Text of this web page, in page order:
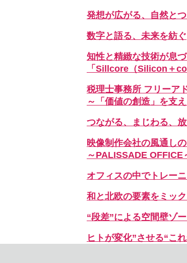
発想が広がる、自然と
数字と語る、未来を紡ぐ
知性と精緻な技術が息づ
「Sillcore（Silicon＋
税理士事務所 フリーア
～「価値の創造」を支
つながる、まじわる、
映像制作会社の風通し
～PALISSADE OFFICE
オフィスの中でトレー
和と北欧の要素をミッ
“段差”による空間壁ゾ
ヒトが変化”させる“こ